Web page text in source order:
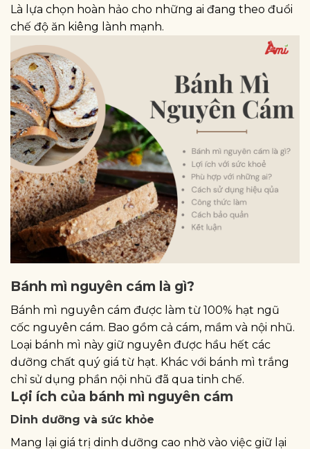
Là lựa chọn hoàn hảo cho những ai đang theo đuổi
chế độ ăn kiêng lành mạnh.
Bánh mì nguyên cám là gì?
Bánh mì nguyên cám được làm từ 100% hạt ngũ
cốc nguyên cám. Bao gồm cả cám, mầm và nội nhũ.
Loại bánh mì này giữ nguyên được hầu hết các
dưỡng chất quý giá từ hạt. Khác với bánh mì trắng
chỉ sử dụng phần nội nhũ đã qua tinh chế.
Lợi ích của bánh mì nguyên cám
Dinh dưỡng và sức khỏe
Mang lại giá trị dinh dưỡng cao nhờ vào việc giữ lại